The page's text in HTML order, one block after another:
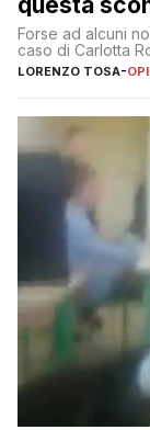
Forse ad alcuni
caso di Carlotta
LORENZO TOSA-